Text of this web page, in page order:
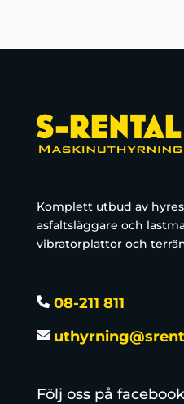
Komplett utbud av
asfaltsläggare och
vibratorplattor och
08-211 811
Följ oss på facebook